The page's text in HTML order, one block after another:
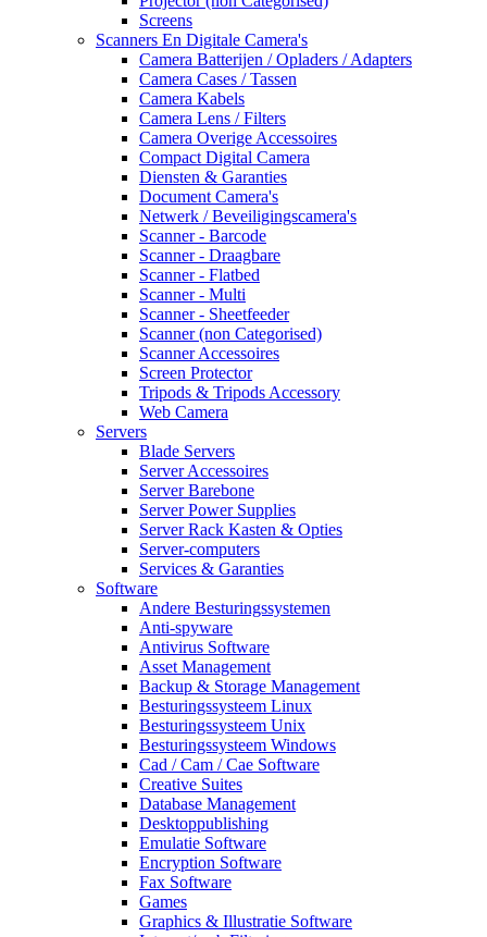
Screens
Scanners En Digitale Camera's
Camera Batterijen / Opladers / Adapters
Camera Cases / Tassen
Camera Kabels
Camera Lens / Filters
Camera Overige Accessoires
Compact Digital Camera
Diensten & Garanties
Document Camera's
Netwerk / Beveiligingscamera's
Scanner - Barcode
Scanner - Draagbare
Scanner - Flatbed
Scanner - Multi
Scanner - Sheetfeeder
Scanner (non Categorised)
Scanner Accessoires
Screen Protector
Tripods & Tripods Accessory
Web Camera
Servers
Blade Servers
Server Accessoires
Server Barebone
Server Power Supplies
Server Rack Kasten & Opties
Server-computers
Services & Garanties
Software
Andere Besturingssystemen
Anti-spyware
Antivirus Software
Asset Management
Backup & Storage Management
Besturingssysteem Linux
Besturingssysteem Unix
Besturingssysteem Windows
Cad / Cam / Cae Software
Creative Suites
Database Management
Desktoppublishing
Emulatie Software
Encryption Software
Fax Software
Games
Graphics & Illustratie Software